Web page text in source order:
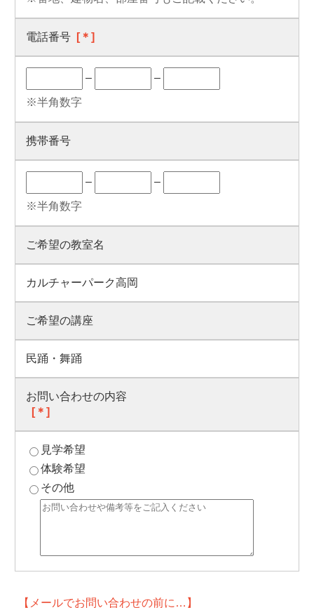
電話番号 [＊]
– –
※半角数字
携帯番号
– –
※半角数字
ご希望の教室名
カルチャーパーク高岡
ご希望の講座
民踊・舞踊
お問い合わせの内容
[＊]
見学希望
体験希望
その他
【メールでお問い合わせの前に…】